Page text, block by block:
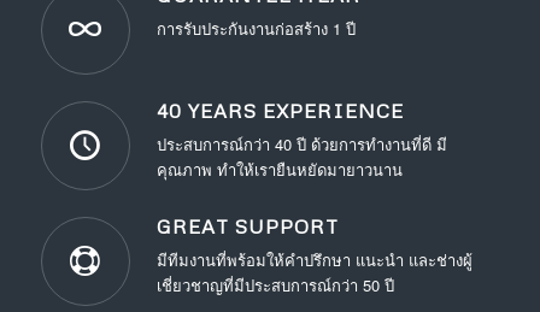
การรับประกันงานก่อสร้าง 1 ปี
40 YEARS EXPERIENCE
ประสบการณ์กว่า 40 ปี ด้วยการทำงานที่ดี มี
คุณภาพ ทำให้เรายืนหยัดมายาวนาน
GREAT SUPPORT
มีทีมงานที่พร้อมให้คำปรึกษา แนะนำ และช่างผู้
เชี่ยวชาญที่มีประสบการณ์กว่า 50 ปี